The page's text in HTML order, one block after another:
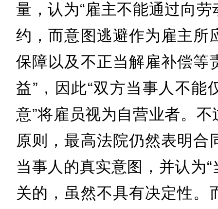
量，认为“雇主不能通过向
约，而意图逃避作为雇主所
保障以及不正当解雇补偿等
益”，因此“双方当事人不
意”将雇员视为自营业者。
原则，最高法院仍然表明
当事人的真实意图，并认为
关的，虽然不具有决定性。